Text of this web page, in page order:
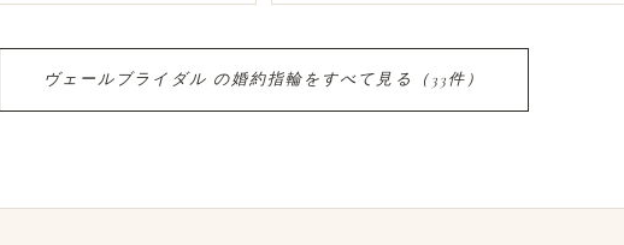
ヴェールブライダル の​婚約指輪を​すべて​見る​（33件）